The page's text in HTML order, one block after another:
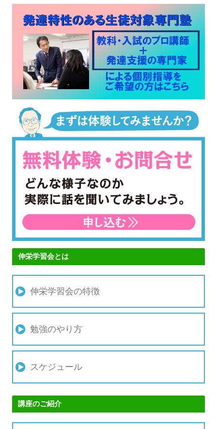
伸栄学習会とは
伸栄学習会の特徴
勉強のやり方
スケジュール
講座のご紹介